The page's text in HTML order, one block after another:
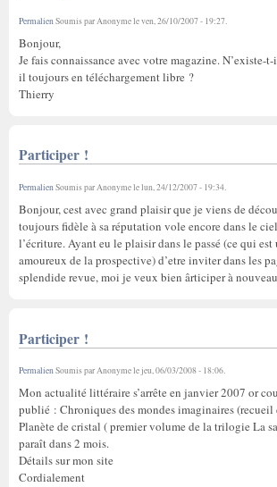
PermalienSoumis parAnonymeleven, 26/10/2007 - 19:27.
Bonjour,
Je fais connaissance avec votre magazine. N’existe-
il toujours en téléchargement libre ?
Thierry
Participer !
PermalienSoumis parAnonymelelun, 24/12/2007 - 19:34.
Bonjour, cest avec grand plaisir que je viens de
toujours fidèle à sa réputation vole encore dans le
l’écriture. Ayant eu le plaisir dans le passé (ce qui
amoureux de la prospective) d’etre inviter dans les
splendide revue, moi je veux bien ârticiper à
Participer !
PermalienSoumis parAnonymelejeu, 06/03/2008 - 18:06.
Mon actualité littéraire s’arrête en janvier 2007 or
publié : Chroniques des mondes imaginaires
Planète de cristal ( premier volume de la trilogie La
paraît dans 2 mois.
Détails sur mon site
Cordialement